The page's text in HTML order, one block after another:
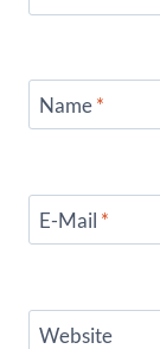
Name*
E-Mail *
Website